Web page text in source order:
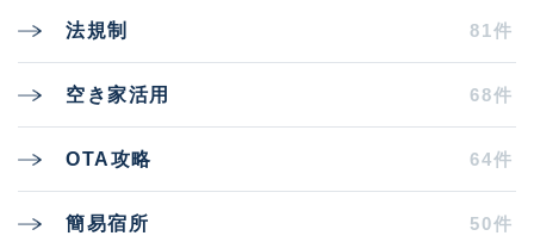
法規制 81件
空き家活用 68件
OTA攻略 64件
簡易宿所 50件